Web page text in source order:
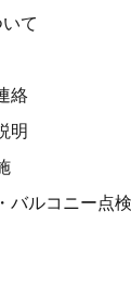
て
絡
明
ルコニー点